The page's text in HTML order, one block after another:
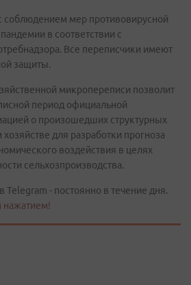
соблюдением мер противовирусной
в соответствии с
Все переписчики имеют
защиты.
микропереписи позволит
период официальной
о произошедших структурных
для разработки прогноза
воздействия в целях
сельхозпроизводства.
Telegram - постоянно в течение дня.
нажатием!